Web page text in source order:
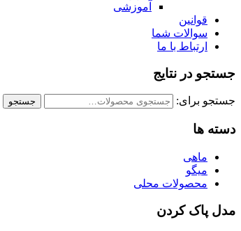
آموزشی
قوانین
سوالات شما
ارتباط با ما
جستجو در نتایج
جستجو برای: جستجو
دسته ها
ماهی
میگو
محصولات محلی
مدل پاک کردن